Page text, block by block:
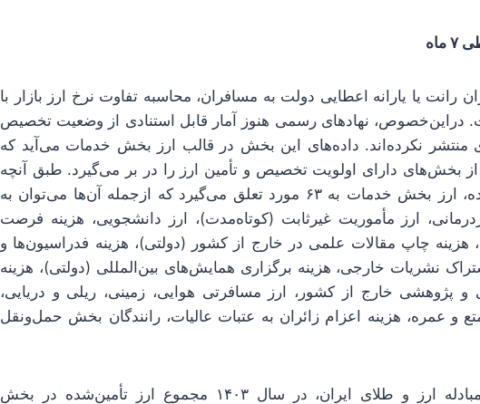
یا یارانه اعطایی دولت به مسافران، محاسبه تفاوت نرخ ارز بازار با
دراین‌خصوص، نهادهای رسمی هنوز آمار قابل استنادی از وضعیت تخصیص
نکرده‌اند. داده‌های این بخش در قالب ارز بخش خدمات می‌آید که
دارای اولویت تخصیص و تأمین ارز را در بر می‌گیرد. طبق آنچه
در وب‌سایت مرکز مبادله آمده، ارز بخش خدمات به ۶۳ مورد تعلق می‌گیرد که ازجمله آن‌ها می‌توان به
ارز مأموریت غیرثابت (کوتاه‌مدت)، ارز دانشجویی، هزینه فرصت
چاپ مقالات علمی در خارج از کشور (دولتی)، هزینه فدراسیون‌ها و
نشریات خارجی، هزینه برگزاری همایش‌های بین‌المللی (دولتی)، هزینه
پژوهشی خارج از کشور، ارز مسافرتی هوایی، زمینی، ریلی و دریایی،
و عمره، هزینه اعزام زائران به عتبات عالیات، رانندگان بخش حمل‌ونقل
براساس گزارش‌های مرکز مبادله ارز و طلای ایران، در سال ۱۴۰۳ مجموع ارز تأمین‌شده در بخش